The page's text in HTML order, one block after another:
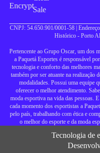
CNPJ: 54.650.901/0001-58 |
Histórico - Porto
Pertencente ao Grupo Oscar, um dos
a Paquetá Esportes é responsável
tecnologia e conforto das melhores
também por ser atuante na realização
modalidades. Possui uma equipe
oferecer o melhor atendimento.
moda esportiva na vida das pessoas.
cada momento dos esportistas a
pelo país, trabalhando com ética e
o melhor do esporte e da moda
Tecnologia de